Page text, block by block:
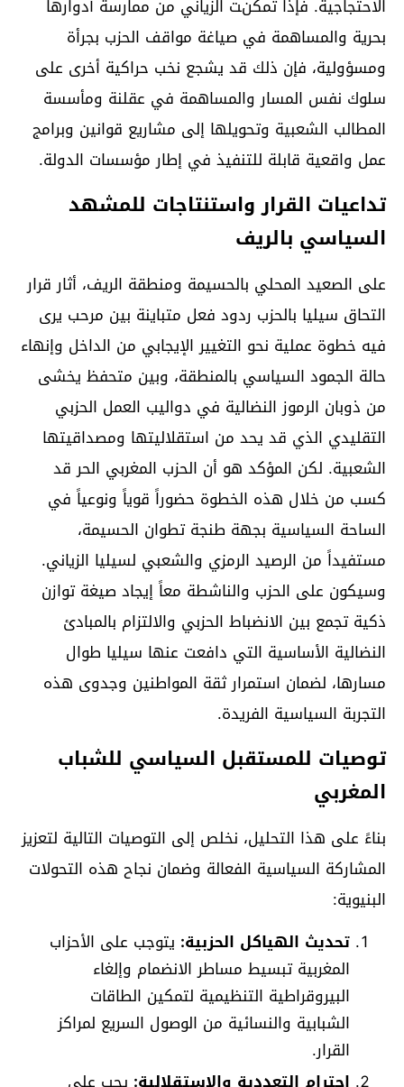
الاحتجاجية. فإذا تمكنت الزياني من ممارسة أدوارها
بحرية والمساهمة في صياغة مواقف الحزب بجرأة
ومسؤولية، فإن ذلك قد يشجع نخب حراكية أخرى على
سلوك نفس المسار والمساهمة في عقلنة ومأسسة
المطالب الشعبية وتحويلها إلى مشاريع قوانين وبرامج
عمل واقعية قابلة للتنفيذ في إطار مؤسسات الدولة.
تداعيات القرار واستنتاجات للمشهد
السياسي بالريف
على الصعيد المحلي بالحسيمة ومنطقة الريف، أثار قرار
التحاق سيليا بالحزب ردود فعل متباينة بين مرحب يرى
فيه خطوة عملية نحو التغيير الإيجابي من الداخل وإنهاء
حالة الجمود السياسي بالمنطقة، وبين متحفظ يخشى
من ذوبان الرموز النضالية في دواليب العمل الحزبي
التقليدي الذي قد يحد من استقلاليتها ومصداقيتها
الشعبية. لكن المؤكد هو أن الحزب المغربي الحر قد
كسب من خلال هذه الخطوة حضوراً قوياً ونوعياً في
الساحة السياسية بجهة طنجة تطوان الحسيمة،
مستفيداً من الرصيد الرمزي والشعبي لسيليا الزياني.
وسيكون على الحزب والناشطة معاً إيجاد صيغة توازن
ذكية تجمع بين الانضباط الحزبي والالتزام بالمبادئ
النضالية الأساسية التي دافعت عنها سيليا طوال
مسارها، لضمان استمرار ثقة المواطنين وجدوى هذه
التجربة السياسية الفريدة.
توصيات للمستقبل السياسي للشباب
المغربي
بناءً على هذا التحليل، نخلص إلى التوصيات التالية لتعزيز
المشاركة السياسية الفعالة وضمان نجاح هذه التحولات
البنيوية:
تحديث الهياكل الحزبية: يتوجب على الأحزاب
المغربية تبسيط مساطر الانضمام وإلغاء
البيروقراطية التنظيمية لتمكين الطاقات
الشبابية والنسائية من الوصول السريع لمراكز
القرار.